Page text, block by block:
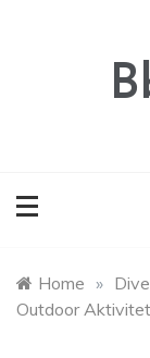
Home »
Outdoor